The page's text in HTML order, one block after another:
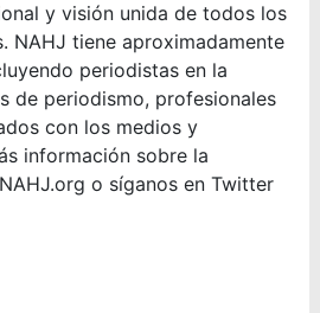
y visión unida de todos los
NAHJ tiene aproximadamente
periodistas en la
de periodismo, profesionales
con los medios y
información sobre la
o síganos en Twitter